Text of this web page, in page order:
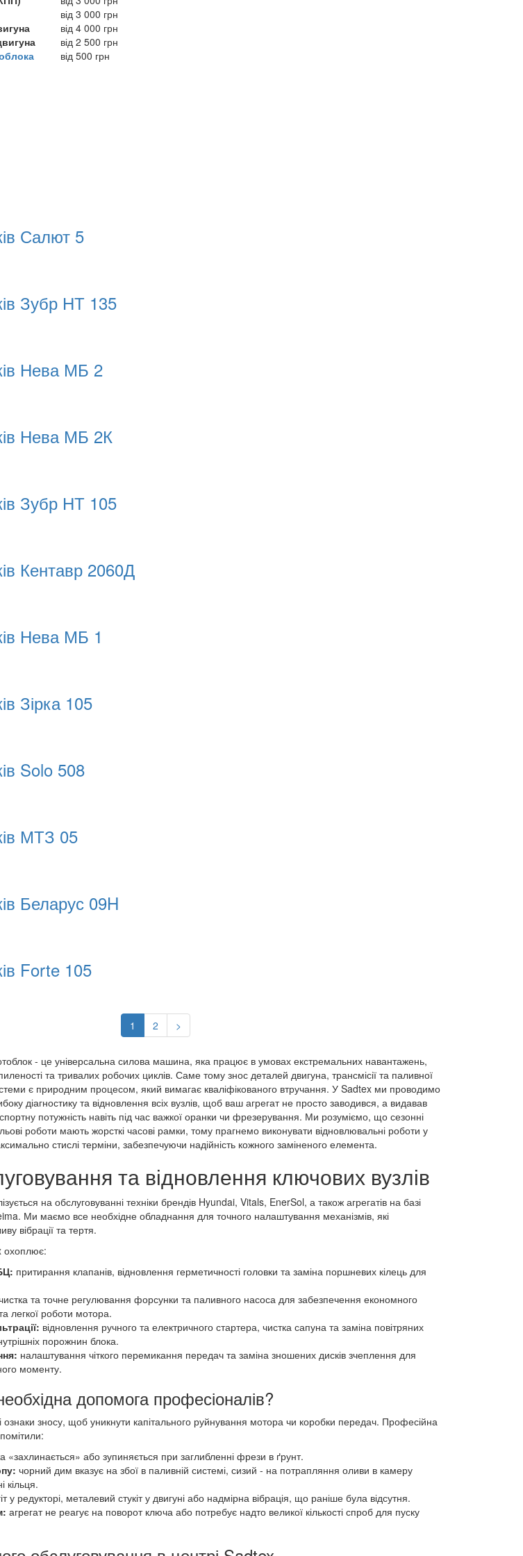
від 3 000 грн
від 4 000 грн
від 2 500 грн
від 500 грн
Салют 5
Зубр НТ 135
Нева МБ 2
Нева МБ 2К
Зубр НТ 105
Кентавр 2060Д
Нева МБ 1
Зірка 105
Solo 508
МТЗ 05
Беларус 09H
Forte 105
1 2 >
- це універсальна силова машина, яка працює в умовах екстремальних навантажень,
та тривалих робочих циклів. Саме тому знос деталей двигуна, трансмісії та паливної
є природним процесом, який вимагає кваліфікованого втручання. У Sadtex ми проводимо
діагностику та відновлення всіх вузлів, щоб ваш агрегат не просто заводився, а видавав
потужність навіть під час важкої оранки чи фрезерування. Ми розуміємо, що сезонні
роботи мають жорсткі часові рамки, тому прагнемо виконувати відновлювальні роботи у
стислі терміни, забезпечуючи надійність кожного заміненого елемента.
та відновлення ключових вузлів
на обслуговуванні техніки брендів Hyundai, Vitals, EnerSol, а також агрегатів на базі
Ми маємо все необхідне обладнання для точного налаштування механізмів, які
вібрації та тертя.
охоплює:
притирання клапанів, відновлення герметичності головки та заміна поршневих кілець для
та точне регулювання форсунки та паливного насоса для забезпечення економного
легкої роботи мотора.
відновлення ручного та електричного стартера, чистка сапуна та заміна повітряних
порожнин блока.
налаштування чіткого перемикання передач та заміна зношених дисків зчеплення для
моменту.
допомога професіоналів?
ознаки зносу, щоб уникнути капітального руйнування мотора чи коробки передач. Професійна
«захлинається» або зупиняється при заглибленні фрези в ґрунт.
чорний дим вказує на збої в паливній системі, сизий - на потрапляння оливи в камеру
кільця.
у редукторі, металевий стукіт у двигуні або надмірна вібрація, що раніше була відсутня.
агрегат не реагує на поворот ключа або потребує надто великої кількості спроб для пуску